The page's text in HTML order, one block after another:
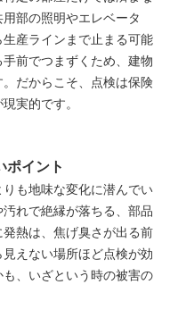
部の照明やエレベータ
産ラインまで止まる可能
前でつまずくため、建物
だからこそ、点検は保険
実的です。
イント
も地味な変化に潜んでい
れで絶縁が落ちる、部品
熱は、焦げ臭さが出る前
えない場所ほど点検が効
、いざという時の被害の